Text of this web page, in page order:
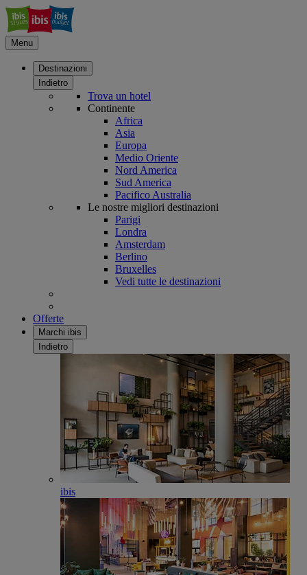
Menu
Destinazioni
Indietro
Trova un hotel
Continente
Africa
Asia
Europa
Medio Oriente
Nord America
Sud America
Pacifico Australia
Le nostre migliori destinazioni
Parigi
Londra
Amsterdam
Berlino
Bruxelles
Vedi tutte le destinazioni
Offerte
Marchi ibis
Indietro
ibis